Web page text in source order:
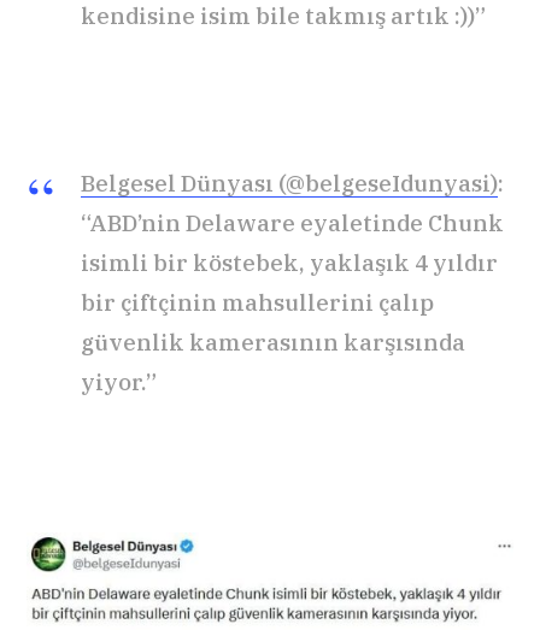
kendisine isim bile takmış artık :))”
Belgesel Dünyası (@belgeseIdunyasi):
“ABD’nin Delaware eyaletinde Chunk
isimli bir köstebek, yaklaşık 4 yıldır
bir çiftçinin mahsullerini çalıp
güvenlik kamerasının karşısında
yiyor.”